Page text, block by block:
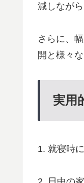
減しなが
さらに、
開と様々
実用
1. 就寝時